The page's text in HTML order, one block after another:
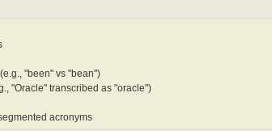
"been" vs "bean")
"Oracle" transcribed as "oracle")
acronyms